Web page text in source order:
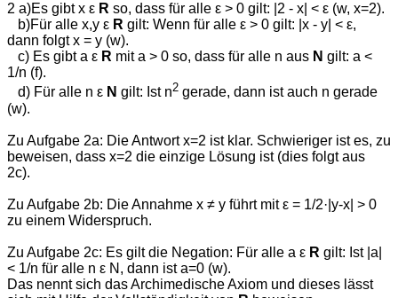
2 a)Es gibt x ε R so, dass für alle ε > 0 gilt: |2 - x| < ε (w, x=2).
b)Für alle x,y ε R gilt: Wenn für alle ε > 0 gilt: |x - y| < ε,
dann folgt x = y (w).
c) Es gibt a ε R mit a > 0 so, dass für alle n aus N gilt: a <
1/n (f).
d) Für alle n ε N gilt: Ist n2 gerade, dann ist auch n gerade
(w).
Zu Aufgabe 2a: Die Antwort x=2 ist klar. Schwieriger ist es, zu
beweisen, dass x=2 die einzige Lösung ist (dies folgt aus
2c).
Zu Aufgabe 2b: Die Annahme x ≠ y führt mit ε = 1/2·|y-x| > 0
zu einem Widerspruch.
Zu Aufgabe 2c: Es gilt die Negation: Für alle a ε R gilt: Ist |a|
< 1/n für alle n ε N, dann ist a=0 (w).
Das nennt sich das Archimedische Axiom und dieses lässt